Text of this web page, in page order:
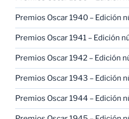
Premios Oscar 1940 – Edición
Premios Oscar 1941 – Edición
Premios Oscar 1942 – Edición
Premios Oscar 1943 – Edición
Premios Oscar 1944 – Edición